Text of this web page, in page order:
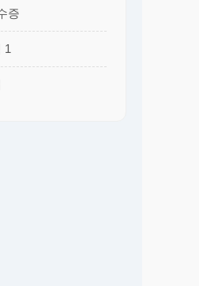
증
1